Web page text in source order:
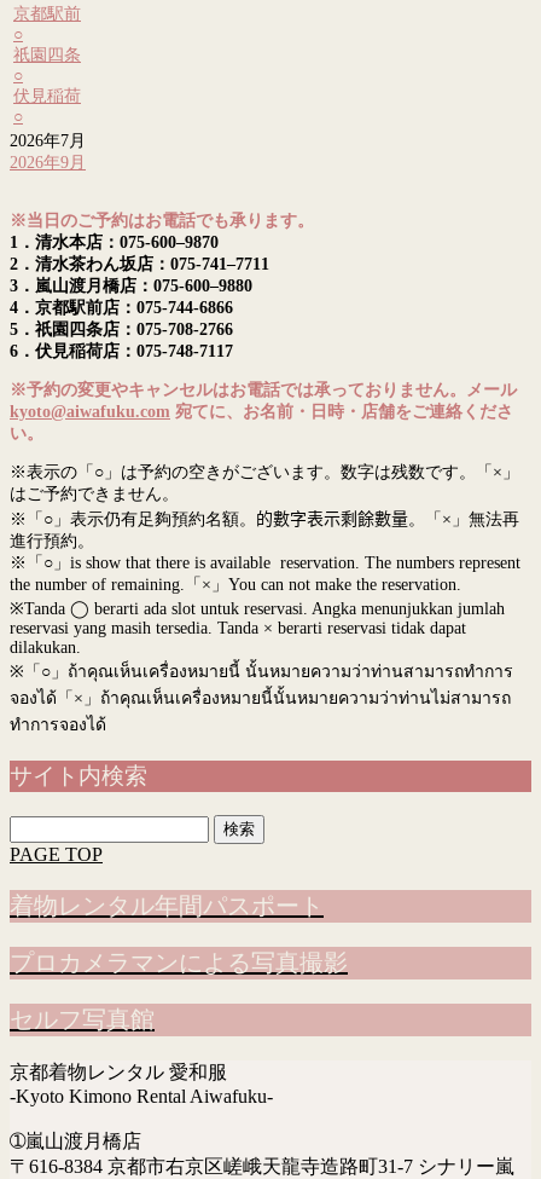
京都駅前
○
祇園四条
○
伏見稲荷
○
2026年7月
2026年9月
※当日のご予約はお電話でも承ります。
1．清水本店：075-600–9870
2．清水茶わん坂店：075-741–7711
3．嵐山渡月橋店：075-600–9880
4．京都駅前店：075-744-6866
5．祇園四条店：075-708-2766
6．伏見稲荷店：075-748-7117
※予約の変更やキャンセルはお電話では承っておりません。メール
kyoto@aiwafuku.com 宛てに、お名前・日時・店舗をご連絡くださ
い。
※表示の「○」は予約の空きがございます。数字は残数です。「×」
はご予約できません。
※「○」表示仍有足夠預約名額。 的數字表示剩餘數量。「×」無法再
進行預約。
※「○」is show that there is available reservation. The numbers represent
the number of remaining.「×」You can not make the reservation.
※Tanda ◯ berarti ada slot untuk reservasi. Angka menunjukkan jumlah
reservasi yang masih tersedia. Tanda × berarti reservasi tidak dapat
dilakukan.
※ 「○」ถ้าคุณเห็นเครื่องหมายนี้ นั้นหมายความว่าท่านสามารถทำการ
จองได้「×」ถ้าคุณเห็นเครื่องหมายนี้นั้นหมายความว่าท่านไม่สามารถ
ทำการจองได้
サイト内検索
索:
PAGE TOP
着物レンタル年間パスポート
プロカメラマンによる写真撮影
セルフ写真館
京都着物レンタル 愛和服
-Kyoto Kimono Rental Aiwafuku-
➀嵐山渡月橋店
〒616-8384 京都市右京区嵯峨天龍寺造路町31-7 シナリー嵐